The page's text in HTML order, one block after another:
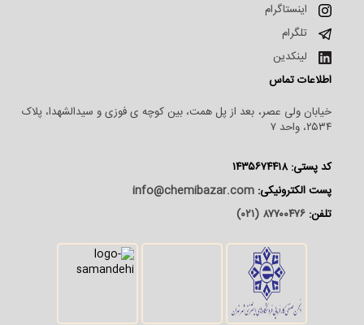
اینستاگرام
تلگرام
لینکدین
اطلاعات تماس
خیابان ولی عصر، بعد از پل همت، بین کوچه ی فوزی و سیدالشهدا، پلاک
۲۵۳۴، واحد ۷
کد پستی: ۱۴۳۵۶۷۴۴۱۸
پست الکترونیکی: info@chemibazar.com
تلفن: ۸۷۷۰۰۴۷۶ (۰۲۱)